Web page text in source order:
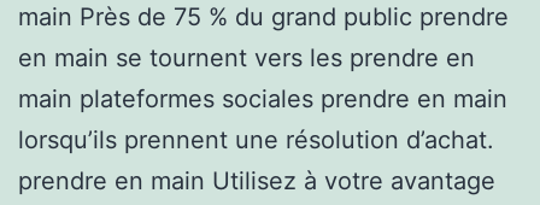
main Près de 75 % du grand public prendre
en main se tournent vers les prendre en
main plateformes sociales prendre en main
lorsqu’ils prennent une résolution d’achat.
prendre en main Utilisez à votre avantage